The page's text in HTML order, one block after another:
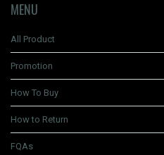
MENU
All Product
Promotion
How To Buy
How to Return
FQAs